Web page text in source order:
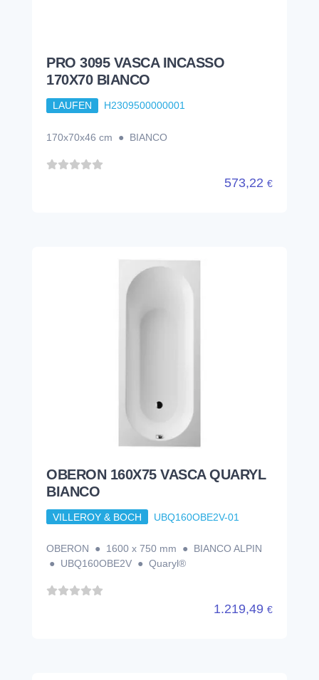
PRO 3095 VASCA INCASSO
170X70 BIANCO
LAUFEN H2309500000001
170x70x46 cm ● BIANCO
573,22 €
OBERON 160X75 VASCA QUARYL
BIANCO
VILLEROY & BOCH UBQ160OBE2V-01
OBERON ● 1600 x 750 mm ● BIANCO ALPIN
● UBQ160OBE2V ● Quaryl®
1.219,49 €